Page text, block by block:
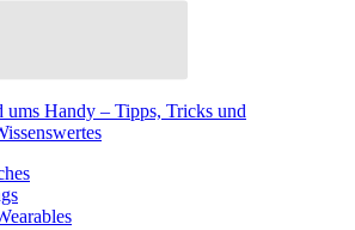
ums Handy – Tipps, Tricks und